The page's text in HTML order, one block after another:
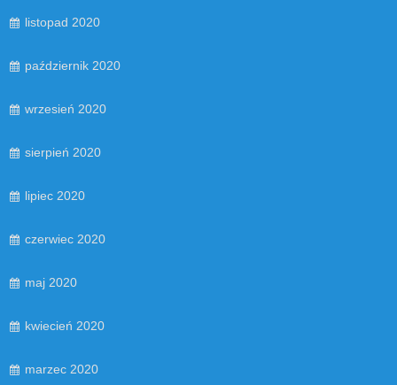
listopad 2020
październik 2020
wrzesień 2020
sierpień 2020
lipiec 2020
czerwiec 2020
maj 2020
kwiecień 2020
marzec 2020